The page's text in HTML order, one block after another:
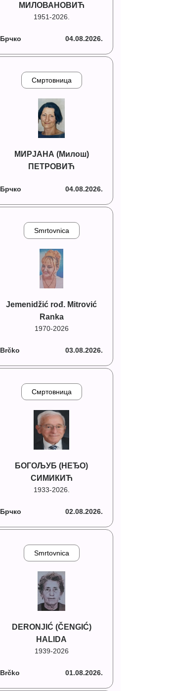
МИЛОВАНОВИЋ
1951-2026.
Брчко 04.08.2026.
Смртовница
МИРЈАНА (Милош)
ПЕТРОВИЋ
Брчко 04.08.2026.
Smrtovnica
Jemenidžić rođ. Mitrović
Ranka
1970-2026
Brčko 03.08.2026.
Смртовница
БОГОЉУБ (НЕЂО)
СИМИКИЋ
1933-2026.
Брчко 02.08.2026.
Smrtovnica
DERONJIĆ (ČENGIĆ)
HALIDA
1939-2026
Brčko 01.08.2026.